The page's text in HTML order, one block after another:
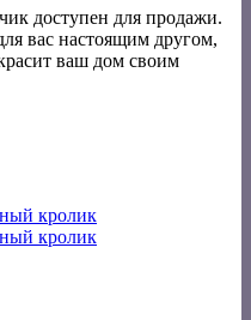
доступен для продажи.
вас настоящим другом,
ваш дом своим